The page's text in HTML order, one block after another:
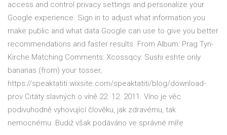
access and control privacy settings and personalize your
Google experience. Sign in to adjust what information you
make public and what data Google can use to give you better
recommendations and faster results. From Album: Prag Tyn-
Kirche Matching Comments: Xcossqcy: Sushi eshte only
bananas (from) your tosser,
https://speaktatiti.wixsite.com/speaktatiti/blog/download-
prov Citáty slavných o víně 22. 12. 2011. Víno je věc
podivuhodně vyhovující člověku, jak zdravému, tak
nemocnému. Budiž však podáváno ve správné míře